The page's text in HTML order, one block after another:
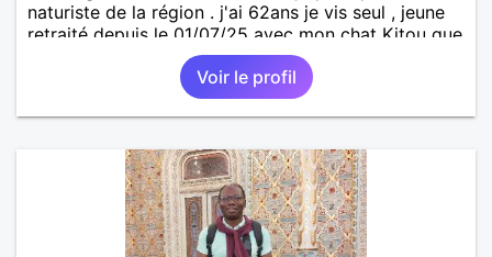
naturiste de la région . j'ai 62ans je vis seul , jeune
retraité depuis le 01/07/25 avec mon chat Kitou que
j'ai adopté en 04/2023 , je recherche une femme
pour amitié et compagnie , partager des moments
de détente , de loisirs et d'intimités dans le respect
mutuel sur ma région du 57/54.
Voir le profil